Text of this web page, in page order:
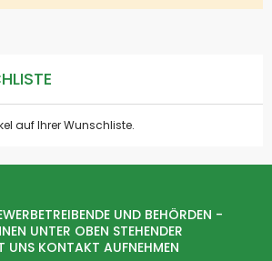
auf Ihrer Wunschliste.
UND BEHÖRDEN -
UNTER OBEN STEHENDER
UNS KONTAKT AUFNEHMEN